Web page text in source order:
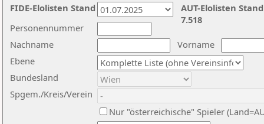
Nachname
Vorname
Ebene
Personennummer
Bundesland
Spgem./Kreis/Verein
Nur "österreichische" Spieler
AUT-Elolisten
7.518
FIDE-Elolisten Stand